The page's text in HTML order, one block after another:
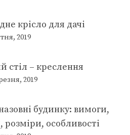
крісло для дачі
2019
стіл – креслення
2019
будинку: вимоги,
особливості